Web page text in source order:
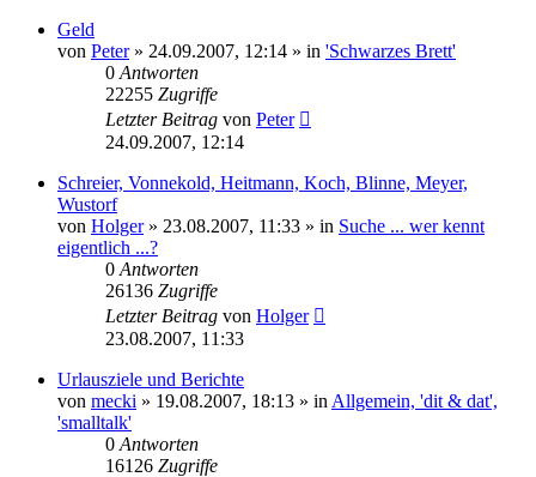
Geld
von Peter» 24.09.2007, 12:14 » in 'Schwarzes Brett'
0 Antworten
22255 Zugriffe
Letzter Beitrag von Peter
24.09.2007, 12:14
Schreier, Vonnekold, Heitmann, Koch, Blinne, Meyer,
Wustorf
von Holger» 23.08.2007, 11:33 » in Suche ... wer kennt
eigentlich ...?
0 Antworten
26136 Zugriffe
Letzter Beitrag von Holger
23.08.2007, 11:33
Urlausziele und Berichte
von mecki » 19.08.2007, 18:13 » in Allgemein, 'dit & dat',
'smalltalk'
0 Antworten
16126 Zugriffe